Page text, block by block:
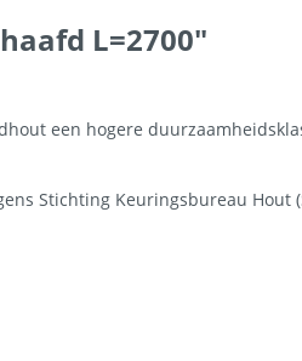
L=2700"
een hogere
Stichting Keuringsbureau Hout